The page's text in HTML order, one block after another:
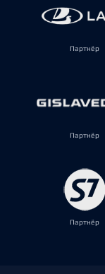
Партнёр
Партнёр
Партнёр